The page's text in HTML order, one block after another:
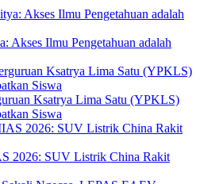
Akses Ilmu Pengetahuan adalah
Ksatrya Lima Satu (YPKLS)
Siswa
2026: SUV Listrik China Rakit